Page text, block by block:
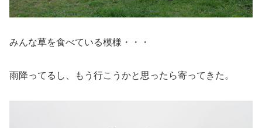
みんな草を食べている模様・・・
雨降ってるし、もう行こうかと思ったら寄ってきた。